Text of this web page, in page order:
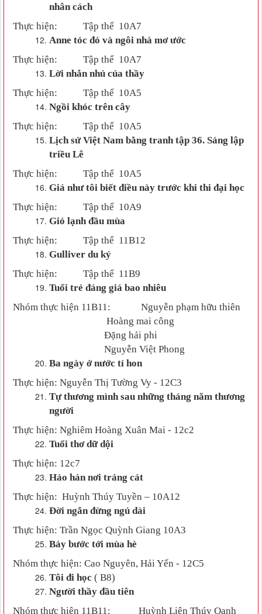
nhân cách
Thực hiện: Tập thể 10A7
Anne tóc đỏ và ngôi nhà mơ ước
Thực hiện: Tập thể 10A7
Lời nhắn nhủ của thầy
Thực hiện: Tập thể 10A5
Ngồi khóc trên cây
Thực hiện: Tập thể 10A5
Lịch sửViệt Nam bằng tranh tập 36. Sáng lập
triều Lê
Thực hiện: Tập thể 10A5
Giá như tôi biết điều này trước khi thi đại học
Thực hiện: Tập thể 10A9
Gió lạnh đầu mùa
Thực hiện: Tập thể 11B12
Gulliver du ký
Thực hiện: Tập thể 11B9
Tuổi trẻ đáng giá bao nhiêu
Nhóm thực hiện 11B11: Nguyễn phạm hữu thiên
Hoàng mai công
Đặng hải phi
Nguyễn Việt Phong
Ba ngày ở nước tí hon
Thực hiện: Nguyễn Thị Tường Vy - 12C3
Tự thương mình sau những tháng năm thương
người
Thực hiện: Nghiêm Hoàng Xuân Mai - 12c2
Tuổi thơ dữ dội
Thực hiện: 12c7
Hảo hán nơi trảng cát
Thực hiện: Huỳnh Thúy Tuyền – 10A12
Đời ngắn đừng ngủ dài
Thực hiện: Trần Ngọc Quỳnh Giang 10A3
Bảy bước tới mùa hè
Nhóm thực hiện: Cao Nguyên, Hải Yến - 12C5
Tôi đi học ( B8)
Người thầy đầu tiên
Nhóm thực hiện 11B11: Huỳnh Liên Thúy Oanh